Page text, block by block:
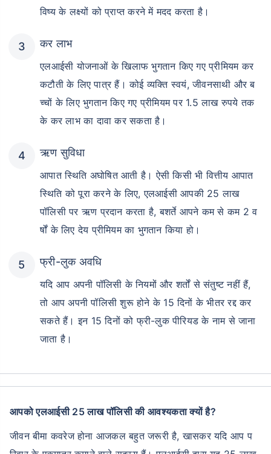
विष्य के लक्ष्यों को प्राप्त करने में मदद करता है।
कर लाभ
एलआईसी योजनाओं के खिलाफ भुगतान किए गए प्रीमियम कर
कटौती के लिए पात्र हैं। कोई व्यक्ति स्वयं, जीवनसाथी और ब
च्चों के लिए भुगतान किए गए प्रीमियम पर 1.5 लाख रुपये तक
के कर लाभ का दावा कर सकता है।
ऋण सुविधा
आपात स्थिति अघोषित आती है। ऐसी किसी भी वित्तीय आपात
स्थिति को पूरा करने के लिए, एलआईसी आपकी 25 लाख
पॉलिसी पर ऋण प्रदान करता है, बशर्ते आपने कम से कम 2 व
र्षों के लिए देय प्रीमियम का भुगतान किया हो।
फ्री-लुक अवधि
यदि आप अपनी पॉलिसी के नियमों और शर्तों से संतुष्ट नहीं हैं,
तो आप अपनी पॉलिसी शुरू होने के 15 दिनों के भीतर रद्द कर
सकते हैं। इन 15 दिनों को फ्री-लुक पीरियड के नाम से जाना
जाता है।
आपको एलआईसी 25 लाख पॉलिसी की आवश्यकता क्यों है?
जीवन बीमा कवरेज होना आजकल बहुत जरूरी है, खासकर यदि आप प
अभी जाइए मत!
15%तक का रिटर्न पाएं